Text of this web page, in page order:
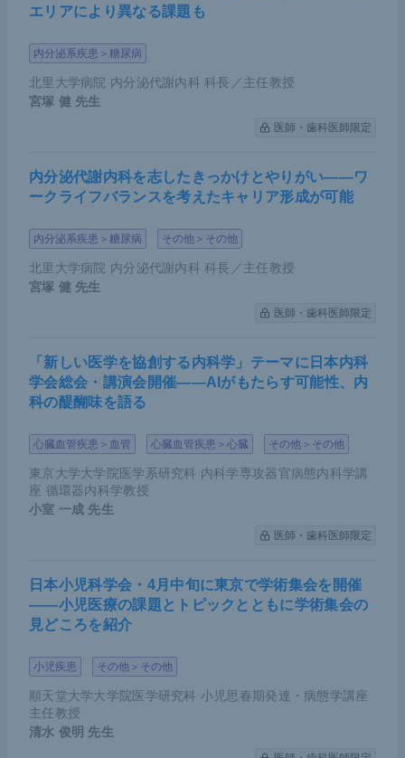
エリアにより異なる課題も
内分泌系疾患＞糖尿病
北里大学病院 内分泌代謝内科 科長／主任教授
宮塚 健 先生
医師・歯科医師限定
内分泌代謝内科を志したきっかけとやりがい――ワ
ークライフバランスを考えたキャリア形成が可能
内分泌系疾患＞糖尿病 その他＞その他
北里大学病院 内分泌代謝内科 科長／主任教授
宮塚 健 先生
医師・歯科医師限定
「新しい医学を協創する内科学」テーマに日本内科
学会総会・講演会開催――AIがもたらす可能性、内
科の醍醐味を語る
心臓血管疾患＞血管 心臓血管疾患＞心臓 その他＞その他
東京大学大学院医学系研究科 内科学専攻器官病態内科学講
座 循環器内科学教授
小室 一成 先生
医師・歯科医師限定
日本小児科学会・4月中旬に東京で学術集会を開催
――小児医療の課題とトピックとともに学術集会の
見どころを紹介
小児疾患 その他＞その他
順天堂大学大学院医学研究科 小児思春期発達・病態学講座
主任教授
清水 俊明 先生